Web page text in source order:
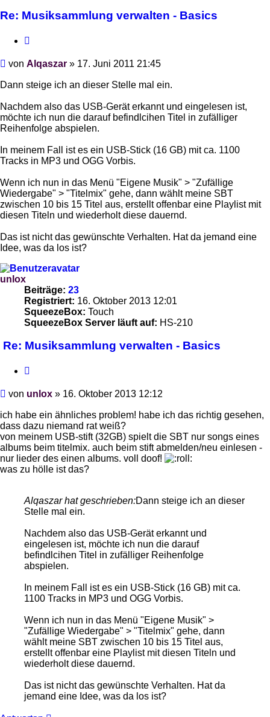
Re: Musiksammlung verwalten - Basics
Beitrag
von Alqaszar » 17. Juni 2011 21:45
Dann steige ich an dieser Stelle mal ein.
Nachdem also das USB-Gerät erkannt und eingelesen ist,
möchte ich nun die darauf befindlcihen Titel in zufälliger
Reihenfolge abspielen.
In meinem Fall ist es ein USB-Stick (16 GB) mit ca. 1100
Tracks in MP3 und OGG Vorbis.
Wenn ich nun in das Menü "Eigene Musik" > "Zufällige
Wiedergabe" > "Titelmix" gehe, dann wählt meine SBT
zwischen 10 bis 15 Titel aus, erstellt offenbar eine Playlist mit
diesen Titeln und wiederholt diese dauernd.
Das ist nicht das gewünschte Verhalten. Hat da jemand eine
Idee, was da los ist?
unlox
Beiträge: 23
Registriert: 16. Oktober 2013 12:01
SqueezeBox: Touch
SqueezeBox Server läuft auf: HS-210
Re: Musiksammlung verwalten - Basics
Beitrag
von unlox » 16. Oktober 2013 12:12
ich habe ein ähnliches problem! habe ich das richtig gesehen,
dass dazu niemand rat weiß?
von meinem USB-stift (32GB) spielt die SBT nur songs eines
albums beim titelmix. auch beim stift abmelden/neu einlesen -
nur lieder des einen albums. voll doof!
was zu hölle ist das?
Alqaszar hat geschrieben:Dann steige ich an dieser
Stelle mal ein.
Nachdem also das USB-Gerät erkannt und
eingelesen ist, möchte ich nun die darauf
befindlcihen Titel in zufälliger Reihenfolge
abspielen.
In meinem Fall ist es ein USB-Stick (16 GB) mit ca.
1100 Tracks in MP3 und OGG Vorbis.
Wenn ich nun in das Menü "Eigene Musik" >
"Zufällige Wiedergabe" > "Titelmix" gehe, dann
wählt meine SBT zwischen 10 bis 15 Titel aus,
erstellt offenbar eine Playlist mit diesen Titeln und
wiederholt diese dauernd.
Das ist nicht das gewünschte Verhalten. Hat da
jemand eine Idee, was da los ist?